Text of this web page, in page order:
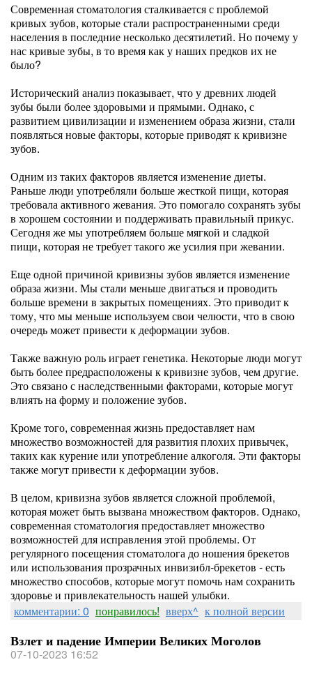
Современная стоматология сталкивается с проблемой
кривых зубов, которые стали распространенными среди
населения в последние несколько десятилетий. Но почему у
нас кривые зубы, в то время как у наших предков их не
было?
Исторический анализ показывает, что у древних людей
зубы были более здоровыми и прямыми. Однако, с
развитием цивилизации и изменением образа жизни, стали
появляться новые факторы, которые приводят к кривизне
зубов.
Одним из таких факторов является изменение диеты.
Раньше люди употребляли больше жесткой пищи, которая
требовала активного жевания. Это помогало сохранять зубы
в хорошем состоянии и поддерживать правильный прикус.
Сегодня же мы употребляем больше мягкой и сладкой
пищи, которая не требует такого же усилия при жевании.
Еще одной причиной кривизны зубов является изменение
образа жизни. Мы стали меньше двигаться и проводить
больше времени в закрытых помещениях. Это приводит к
тому, что мы меньше используем свои челюсти, что в свою
очередь может привести к деформации зубов.
Также важную роль играет генетика. Некоторые люди могут
быть более предрасположены к кривизне зубов, чем другие.
Это связано с наследственными факторами, которые могут
влиять на форму и положение зубов.
Кроме того, современная жизнь предоставляет нам
множество возможностей для развития плохих привычек,
таких как курение или употребление алкоголя. Эти факторы
также могут привести к деформации зубов.
В целом, кривизна зубов является сложной проблемой,
которая может быть вызвана множеством факторов. Однако,
современная стоматология предоставляет множество
возможностей для исправления этой проблемы. От
регулярного посещения стоматолога до ношения брекетов
или использования прозрачных инвизибл-брекетов - есть
множество способов, которые могут помочь нам сохранить
здоровье и привлекательность нашей улыбки.
комментарии: 0 понравилось! вверх^ к полной версии
Взлет и падение Империи Великих Моголов
07-10-2023 16:52